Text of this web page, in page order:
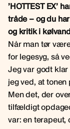
’HOTTEST EX’
tråde – og du
og kritik i
Når man tør
for legesyg, så
Jeg var godt
jeg ved, at
Men det, der
tilfældigt
var: en